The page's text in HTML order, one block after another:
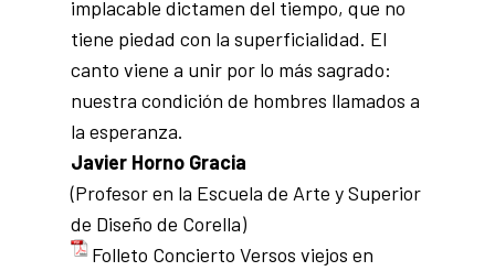
implacable dictamen del tiempo, que no
tiene piedad con la superficialidad. El
canto viene a unir por lo más sagrado:
nuestra condición de hombres llamados a
la esperanza.
Javier Horno Gracia
(Profesor en la Escuela de Arte y Superior
de Diseño de Corella)
Folleto Concierto Versos viejos en